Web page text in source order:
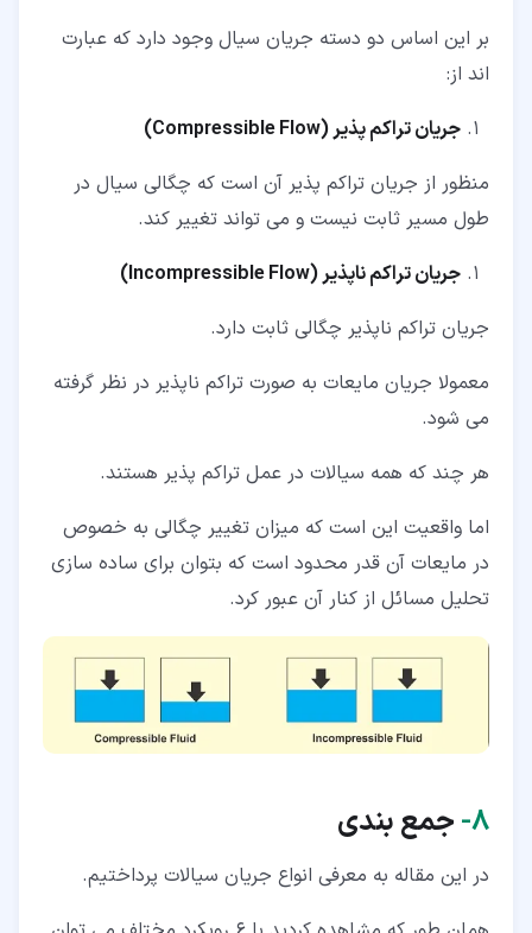
بر این اساس دو دسته جریان سیال وجود دارد که عبارت
اند از:
جریان تراکم پذیر (Compressible Flow
)
منظور از جریان تراکم پذیر آن است که چگالی سیال در
طول مسیر ثابت نیست و می تواند تغییر کند.
جریان تراکم ناپذیر (Incompressible Flow
)
جریان تراکم ناپذیر چگالی ثابت دارد.
معمولا جریان مایعات به صورت تراکم ناپذیر در نظر گرفته
می شود.
هر چند که همه سیالات در عمل تراکم پذیر هستند.
اما واقعیت این است که میزان تغییر چگالی به خصوص
در مایعات آن قدر محدود است که بتوان برای ساده سازی
تحلیل مسائل از کنار آن عبور کرد.
۸‏- جمع بندی
در این مقاله به معرفی انواع جریان سیالات پرداختیم.